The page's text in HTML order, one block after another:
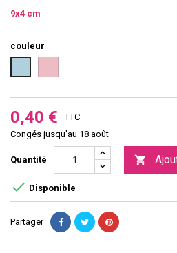
9x4 cm
couleur
clair
0,40 €
TTC
Congés jusqu'au 18 août
Quantité 
 Disponible
Partager